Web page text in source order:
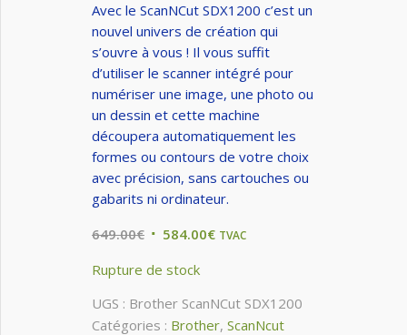
Avec le ScanNCut SDX1200 c’est un
nouvel univers de création qui
s’ouvre à vous ! Il vous suffit
d’utiliser le scanner intégré pour
numériser une image, une photo ou
un dessin et cette machine
découpera automatiquement les
formes ou contours de votre choix
avec précision, sans cartouches ou
gabarits ni ordinateur.
649.00€ Original
was:
649.00€.
584.00€Current
584.00€.
TVAC
Rupture de stock
UGS : Brother ScanNCut SDX1200
Catégories : Brother, ScanNcut